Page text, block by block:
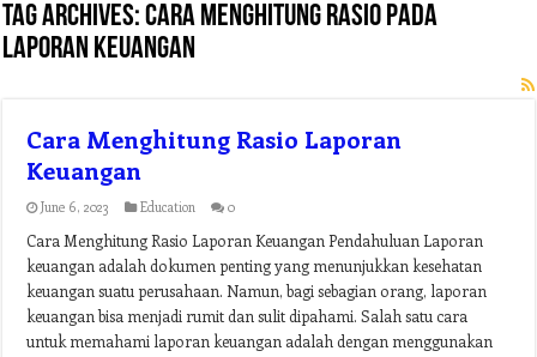
Tag Archives:cara menghitung rasio pada
laporan keuangan
Cara Menghitung Rasio Laporan
Keuangan
June 6, 2023 Education 0
Cara Menghitung Rasio Laporan Keuangan Pendahuluan Laporan
keuangan adalah dokumen penting yang menunjukkan kesehatan
keuangan suatu perusahaan. Namun, bagi sebagian orang, laporan
keuangan bisa menjadi rumit dan sulit dipahami. Salah satu cara
untuk memahami laporan keuangan adalah dengan menggunakan